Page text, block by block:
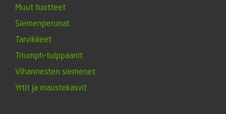
Muut tuotteet
Siemenperunat
Tarvikkeet
Triumph-tulppaanit
Vihannesten siemenet
Yrtit ja maustekasvit